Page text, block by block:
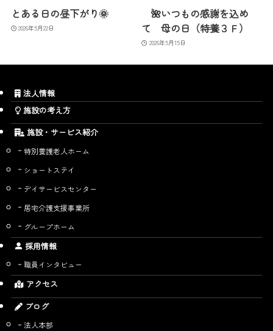
とある日の昼下がり🌞
2026年5月22日
🌺いつもの感謝を込め
て 母の日（特養３Ｆ）
2026年5月15日
法人情報
施設の考え方
施設・サービス紹介
特別養護老人ホーム
ショートステイ
デイサービスセンター
居宅介護支援事業所
グループホーム
採用情報
職員インタビュー
アクセス
ブログ
法人本部